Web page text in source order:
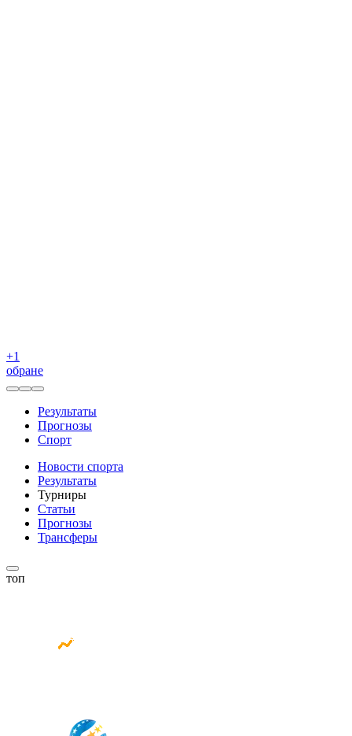
+1
обране
Результаты
Прогнозы
Спорт
Новости спорта
Результаты
Турниры
Статьи
Прогнозы
Трансферы
топ